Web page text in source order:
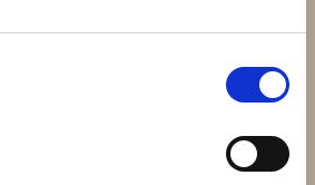
50.152 - 105x5mm 2mm